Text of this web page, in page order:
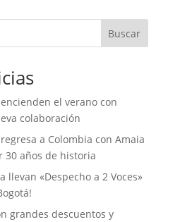
Buscar
el verano con
colaboración
a Colombia con Amaia
30 años de historia
llevan «Despecho a 2 Voces»
grandes descuentos y